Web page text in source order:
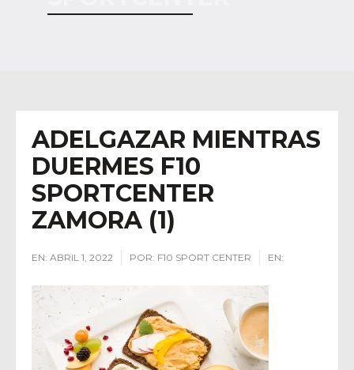
ADELGAZAR MIENTRAS
DUERMES F10
SPORTCENTER
ZAMORA (1)
EN: ABRIL 1, 2022 POR: F10 SPORT CENTER EN: